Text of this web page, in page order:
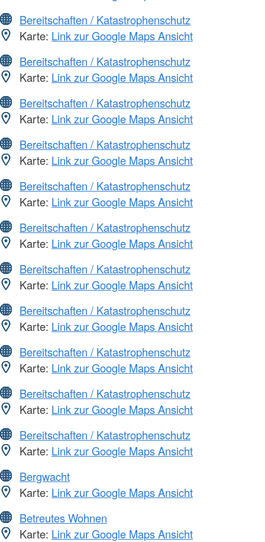
Bereitschaften / Katastrophenschutz
Karte: Link zur Google Maps Ansicht
Bereitschaften / Katastrophenschutz
Karte: Link zur Google Maps Ansicht
Bereitschaften / Katastrophenschutz
Karte: Link zur Google Maps Ansicht
Bereitschaften / Katastrophenschutz
Karte: Link zur Google Maps Ansicht
Bereitschaften / Katastrophenschutz
Karte: Link zur Google Maps Ansicht
Bereitschaften / Katastrophenschutz
Karte: Link zur Google Maps Ansicht
Bereitschaften / Katastrophenschutz
Karte: Link zur Google Maps Ansicht
Bereitschaften / Katastrophenschutz
Karte: Link zur Google Maps Ansicht
Bereitschaften / Katastrophenschutz
Karte: Link zur Google Maps Ansicht
Bereitschaften / Katastrophenschutz
Karte: Link zur Google Maps Ansicht
Bereitschaften / Katastrophenschutz
Karte: Link zur Google Maps Ansicht
Bergwacht
Karte: Link zur Google Maps Ansicht
Betreutes Wohnen
Karte: Link zur Google Maps Ansicht